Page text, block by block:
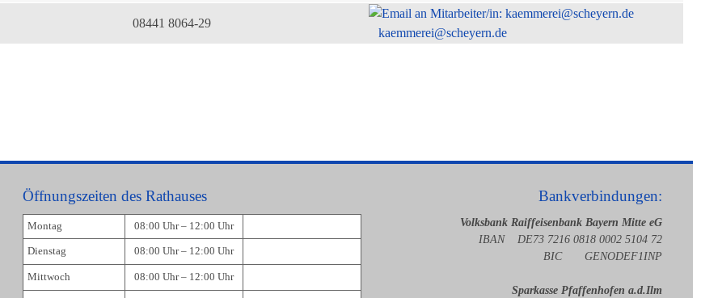
08441 8064-29
kaemmerei@scheyern.de
Öffnungszeiten des Rathauses
Montag 08:00 Uhr – 12:00 Uhr
Dienstag 08:00 Uhr – 12:00 Uhr
Mittwoch 08:00 Uhr – 12:00 Uhr
Bankverbindungen:
Volksbank Raiffeisenbank Bayern Mitte eG
IBAN DE73 7216 0818 0002 5104 72
BIC GENODEF1INP
Sparkasse Pfaffenhofen a.d.Ilm